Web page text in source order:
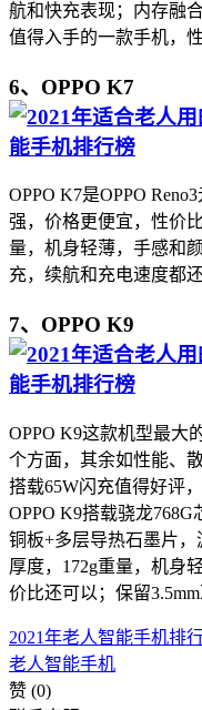
航和快充表现；内存融
值得入手的一款手机，
6、OPPO K7
OPPO K7是OPPO
强，价格更便宜，性价
量，机身轻薄，手感和
充，续航和充电速度都还
7、OPPO K9
OPPO K9这款机型最大
个方面，其余如性能、
搭载65W闪充值得好评
OPPO K9搭载骁龙
铜板+多层导热石墨片，
厚度，172g重量，机身
价比还可以；保留3.5mm
2021年老人智能手机排
老人智能手机
赞 (0)